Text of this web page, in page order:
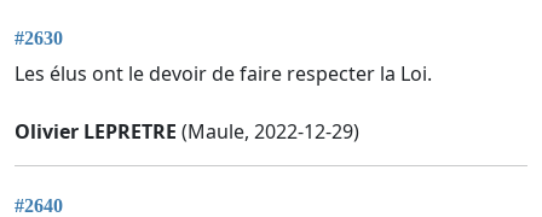
#2630
Les élus ont le devoir de faire respecter la Loi.
Olivier LEPRETRE (Maule, 2022-12-29)
#2640